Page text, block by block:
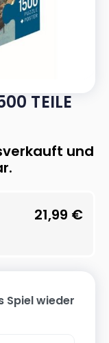
TEILE
und
21,99 €
Spiel wieder